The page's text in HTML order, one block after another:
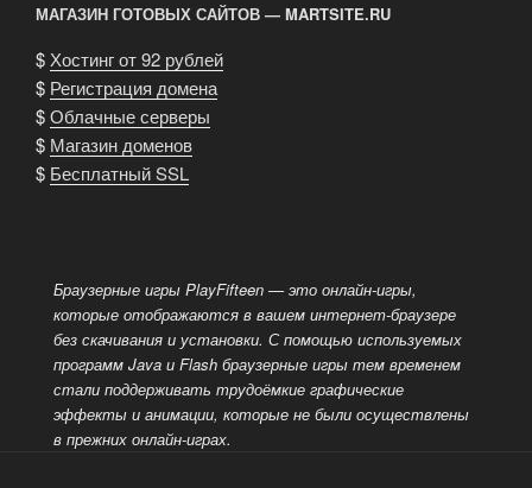
МАГАЗИН ГОТОВЫХ САЙТОВ — MARTSITE.RU
$Хостинг от 92 рублей
$ Регистрация домена
$Облачные серверы
$ Магазин доменов
$ Бесплатный SSL
Браузерные игры PlayFifteen — это онлайн-игры,
которые отображаются в вашем интернет-браузере
без скачивания и установки. С помощью используемых
программ Java и Flash браузерные игры тем временем
стали поддерживать трудоёмкие графические
эффекты и анимации, которые не были осуществлены
в прежних онлайн-играх.